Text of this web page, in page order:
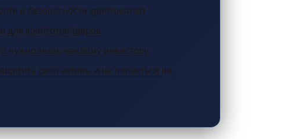
и безопасности криптовалют
для криптотрейдеров
нужно знать каждому инвестору
свои активы и не попасться на